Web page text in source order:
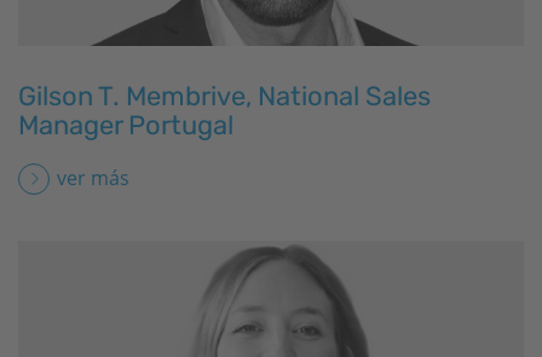
Gilson T. Membrive, National Sales
Manager Portugal
ver más